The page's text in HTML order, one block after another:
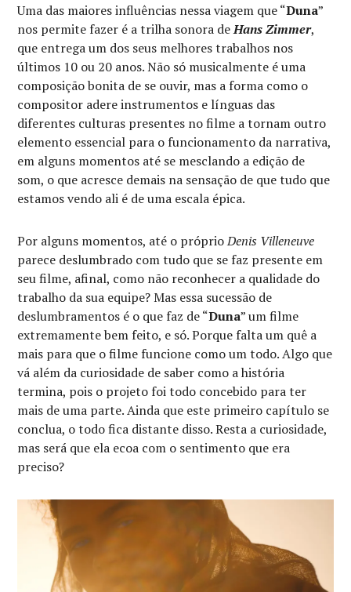
Uma das maiores influências nessa viagem que “Duna”
nos permite fazer é a trilha sonora deHans Zimmer,
que entrega um dos seus melhores trabalhos nos
últimos 10 ou 20 anos. Não só musicalmente é uma
composição bonita de se ouvir, mas a forma como o
compositor adere instrumentos e línguas das
diferentes culturas presentes no filme a tornam outro
elemento essencial para o funcionamento da narrativa,
em alguns momentos até se mesclando a edição de
som, o que acresce demais na sensação de que tudo que
estamos vendo ali é de uma escala épica.
Por alguns momentos, até o próprioDenis Villeneuve
parece deslumbrado com tudo que se faz presente em
seu filme, afinal, como não reconhecer a qualidade do
trabalho da sua equipe? Mas essa sucessão de
deslumbramentos é o que faz de “Duna” um filme
extremamente bem feito, e só. Porque falta um quê a
mais para que o filme funcione como um todo. Algo que
vá além da curiosidade de saber como a história
termina, pois o projeto foi todo concebido para ter
mais de uma parte. Ainda que este primeiro capítulo se
conclua, o todo fica distante disso. Resta a curiosidade,
mas será que ela ecoa com o sentimento que era
preciso?